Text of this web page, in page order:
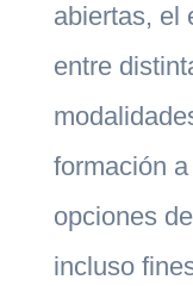
abiertas, el
entre
formación
opciones
incluso